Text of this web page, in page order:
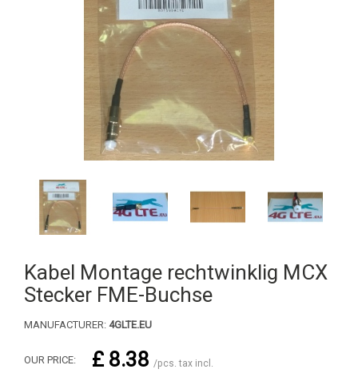
Kabel Montage rechtwinklig MCX
Stecker FME-Buchse
MANUFACTURER: 4GLTE.EU
OUR PRICE: £ 8.38 /pcs. tax incl.